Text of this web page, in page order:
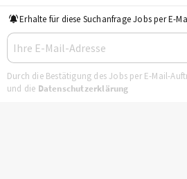
Erhalte für diese Suchanfrage Jobs per E-
Durch die Bestätigung des Jobs per E-Mail-
und die Datenschutzerklärung